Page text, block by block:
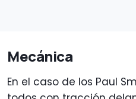
Mecánica
En el caso de los Paul